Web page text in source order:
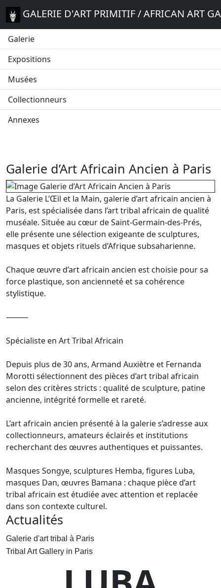
GALERIE D'ART PRIMITIF / AFRICAN ART
Galerie
Expositions
Musées
Collectionneurs
Annexes
Galerie d’Art Africain Ancien à Paris
La Galerie L’Œil et la Main, galerie d’art africain ancien à
Paris, est spécialisée dans l’art tribal africain de qualité
muséale. Située au cœur de Saint-Germain-des-Prés,
elle présente une sélection exigeante de sculptures,
masques et objets rituels d’Afrique subsaharienne.
Chaque œuvre d’art africain ancien est choisie pour sa
force plastique, son ancienneté et sa cohérence
stylistique.
⸻
Spécialiste en Art Tribal Africain
Depuis plus de 30 ans, Armand Auxiètre et Fernanda
Morotti sélectionnent des pièces d’art tribal africain
selon des critères stricts : qualité de sculpture, patine
ancienne, intégrité formelle et rareté.
L’art africain ancien présenté à la galerie s’adresse aux
collectionneurs, amateurs éclairés et institutions
recherchant des œuvres authentiques et puissantes.
Masques Songye, sculptures Hemba, figures Luba,
masques Dan, œuvres Bamana : chaque pièce d’art
tribal africain est étudiée avec attention et replacée
dans son contexte culturel.
Actualités
Galerie d'art tribal à Paris
Tribal Art Gallery in Paris